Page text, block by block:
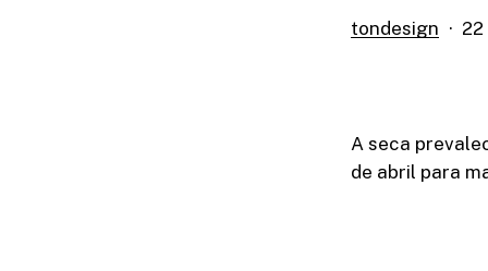
tondesign
A seca
de abril para